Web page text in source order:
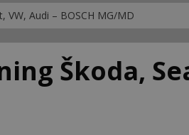
VW, Audi – BOSCH MG/MD
Škoda,